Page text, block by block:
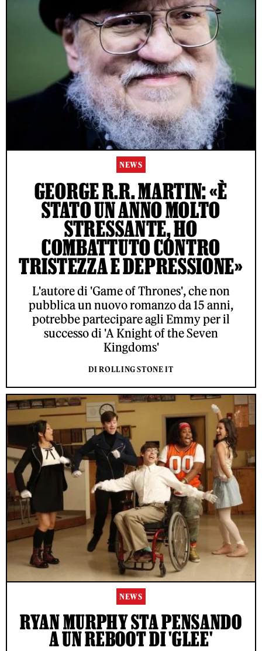
NEWS
GEORGE R.R. MARTIN: «È
STATO UN ANNO MOLTO
STRESSANTE, HO
COMBATTUTO CONTRO
TRISTEZZA E DEPRESSIONE»
L'autore di 'Game of Thrones', che non
pubblica un nuovo romanzo da 15 anni,
potrebbe partecipare agli Emmy per il
successo di 'A Knight of the Seven
Kingdoms'
DI ROLLING STONE IT
NEWS
RYAN MURPHY STA PENSANDO
A UN REBOOT DI 'GLEE'